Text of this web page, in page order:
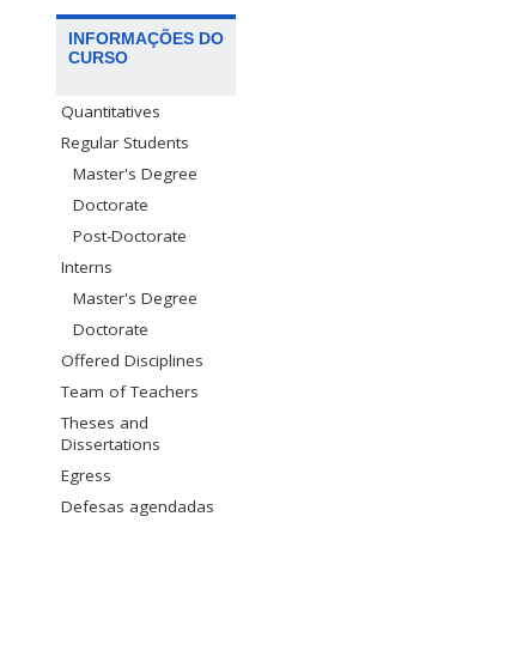
INFORMAÇÕES DO
CURSO
Quantitatives
Regular Students
Master's Degree
Doctorate
Post-Doctorate
Interns
Master's Degree
Doctorate
Offered Disciplines
Team of Teachers
Theses and
Dissertations
Egress
Defesas agendadas